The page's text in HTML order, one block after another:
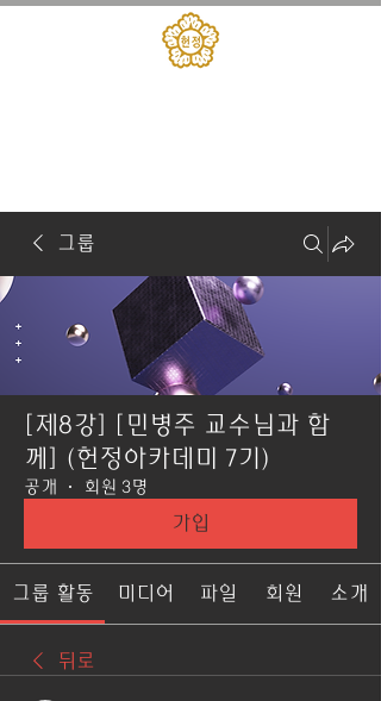
그룹
[제8강] [민병주 교수님과 함
께] (헌정아카데미 7기)
공개 · 회원 3명
가입
그룹 활동 미디어 파일 회원 소개
뒤로